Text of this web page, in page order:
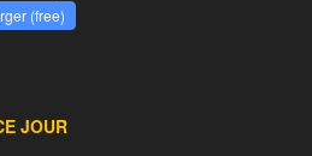
(free)
JOUR